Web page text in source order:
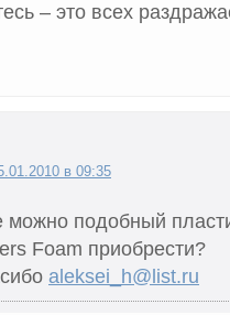
– это всех
в 09:35
можно подобный
Foam приобрести?
aleksei_h@list.ru